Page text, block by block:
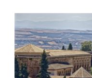
Larger
Image